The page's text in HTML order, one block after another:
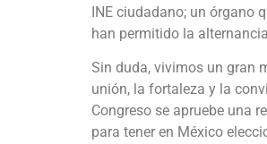
INE ciudadano; un órgano
han permitido la
Sin duda, vivimos un gran
unión, la fortaleza y la
Congreso se apruebe una
para tener en México